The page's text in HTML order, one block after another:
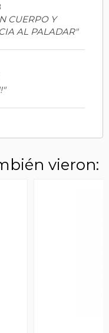
CUERPO Y
AL PALADAR"
vieron: